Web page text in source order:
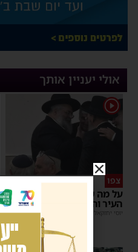
אולי יעניין אותך
1
צפו
על מה שוחחו מ"מ ראש
העיר והחיד"א אברג׳ל?
יוסי יחזקאלי